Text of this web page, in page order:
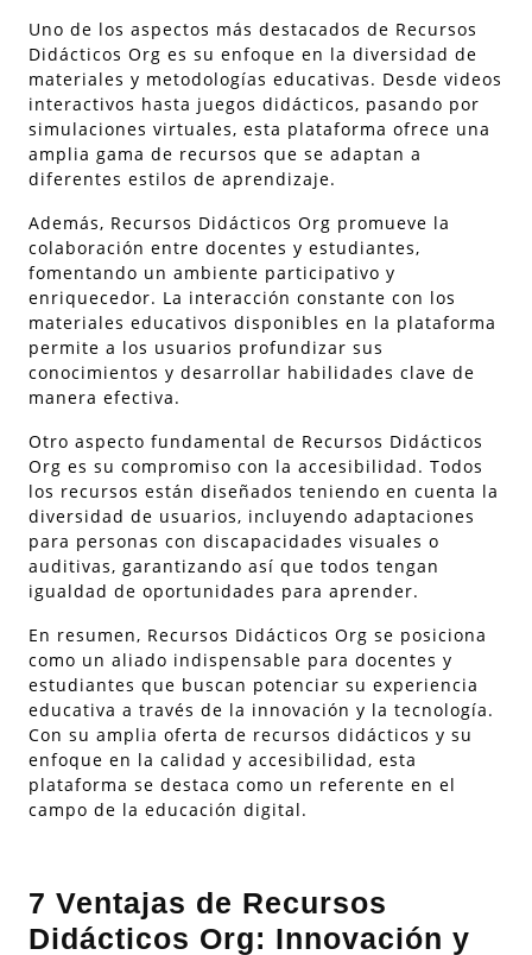
Uno de los aspectos más destacados de Recursos
Didácticos Org es su enfoque en la diversidad de
materiales y metodologías educativas. Desde videos
interactivos hasta juegos didácticos, pasando por
simulaciones virtuales, esta plataforma ofrece una
amplia gama de recursos que se adaptan a
diferentes estilos de aprendizaje.
Además, Recursos Didácticos Org promueve la
colaboración entre docentes y estudiantes,
fomentando un ambiente participativo y
enriquecedor. La interacción constante con los
materiales educativos disponibles en la plataforma
permite a los usuarios profundizar sus
conocimientos y desarrollar habilidades clave de
manera efectiva.
Otro aspecto fundamental de Recursos Didácticos
Org es su compromiso con la accesibilidad. Todos
los recursos están diseñados teniendo en cuenta la
diversidad de usuarios, incluyendo adaptaciones
para personas con discapacidades visuales o
auditivas, garantizando así que todos tengan
igualdad de oportunidades para aprender.
En resumen, Recursos Didácticos Org se posiciona
como un aliado indispensable para docentes y
estudiantes que buscan potenciar su experiencia
educativa a través de la innovación y la tecnología.
Con su amplia oferta de recursos didácticos y su
enfoque en la calidad y accesibilidad, esta
plataforma se destaca como un referente en el
campo de la educación digital.
7 Ventajas de Recursos
Didácticos Org: Innovación y